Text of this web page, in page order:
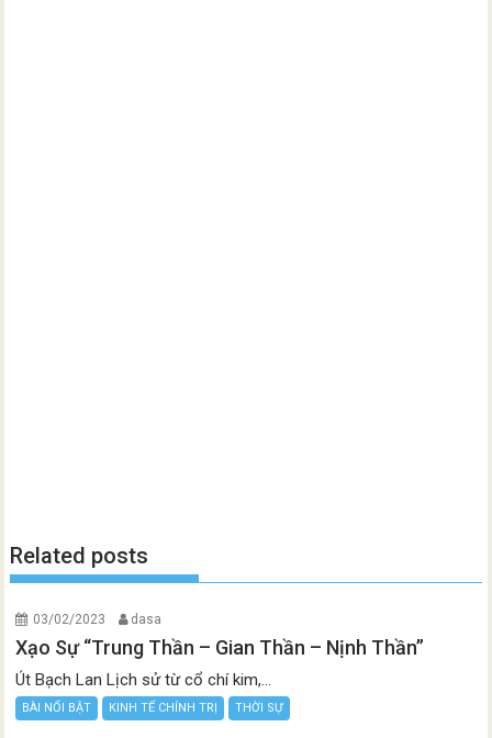
Related posts
03/02/2023 dasa
Xạo Sự “Trung Thần – Gian Thần – Nịnh Thần”
Út Bạch Lan Lịch sử từ cổ chí kim,...
BÀI NỔI BẬT KINH TẾ CHÍNH TRỊ THỜI SỰ